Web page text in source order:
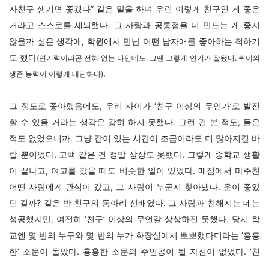
자친구 생기면 좋겠다” 같은 말을 하며 우린 이렇게 친구인 게 좋은
거라고 스스로를 세뇌했다. 그 사람과 공통점을 더 만드는 게 좋지
않을까 싶은 생각에, 학원에서 만난 어떤 남자애를 좋아하는 척하기
도 했다(연기력이라곤 전혀 없는 나인데도, 그땐 그렇게 연기가 잘됐다. 퀴어의
생존 능력이 이렇게 대단하다).
그 정도로 좋아했음에도, 우리 사이가 ‘친구 이상의 무언가’로 발전
할 수 있을 거라는 생각은 감히 하지 못했다. 그런 건 본 적도, 들은
적도 없었으니까. 그냥 같이 있는 시간이 조금이라도 더 많아지길 바
랄 뿐이었다. 고백 같은 건 정말 상상도 못했다. 그렇게 중학교 생활
이 끝나고, 여고를 갔을 때도 비슷한 일이 있었다. 매점에서 마주친
어떤 사람에게 관심이 갔고, 그 사람이 누군지 찾아냈다. 운이 좋았
던 걸까? 같은 반 친구의 동아리 선배였다. 그 사람과 친해지는 데는
성공했지만, 여전히 ‘친구’ 이상의 무언갈 상상하진 못했다. 당시 학
교엔 몇 반의 누구와 몇 반의 누가 화장실에서 뽀뽀했다더라는 ‘흉흉
한’ 소문이 돌았다. 흉흉한 소문의 주인공이 될 자신이 없었다. ‘친